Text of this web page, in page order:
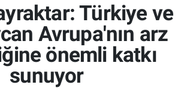
Türkiye ve
Avrupa'nın arz
önemli katkı
sunuyor